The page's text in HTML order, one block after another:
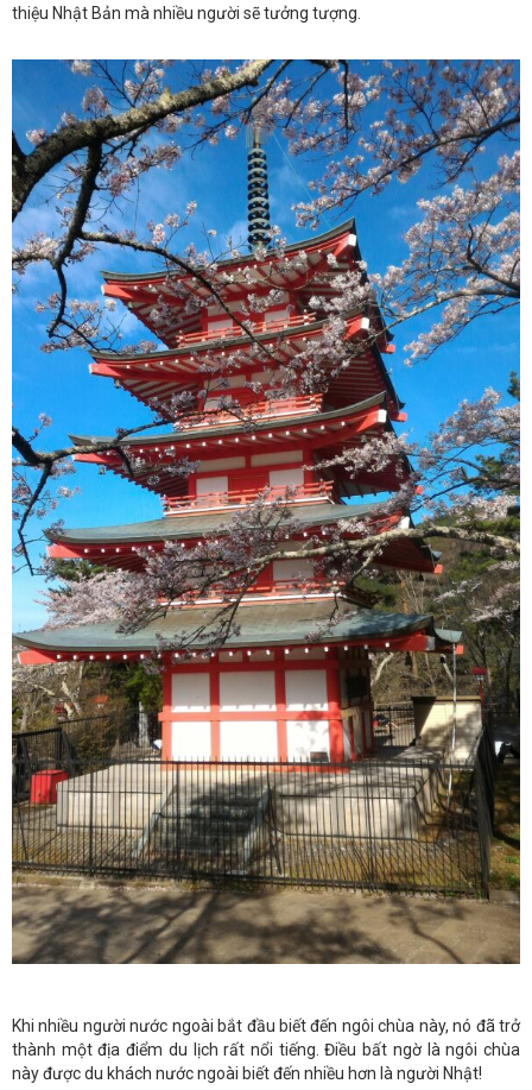
thiệu Nhật Bản mà nhiều người sẽ tưởng tượng.
Khi nhiều người nước ngoài bắt đầu biết đến ngôi chùa này, nó đã trở
thành một địa điểm du lịch rất nổi tiếng. Điều bất ngờ là ngôi chùa
này được du khách nước ngoài biết đến nhiều hơn là người Nhật!